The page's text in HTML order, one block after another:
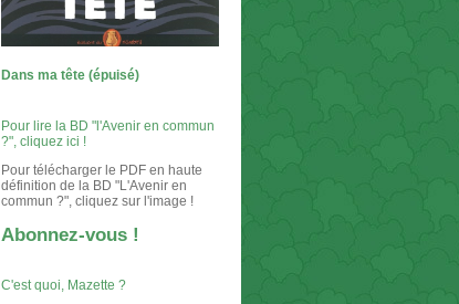
Dans ma tête (épuisé)
Pour lire la BD "l'Avenir en commun
?", cliquez ici !
Pour télécharger le PDF en haute
définition de la BD "L'Avenir en
commun ?", cliquez sur l'image !
Abonnez-vous !
C'est quoi, Mazette ?